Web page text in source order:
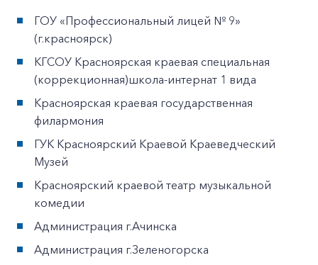
+7-800-700-24-57
ГОУ «Профессиональный лицей № 9»
(г.красноярск)
КГСОУ Красноярская краевая специальная
(коррекционная)школа-интернат 1 вида
Красноярская краевая государственная
филармония
ГУК Красноярский Краевой Краеведческий
Музей
Красноярский краевой театр музыкальной
комедии
Администрация г.Ачинска
Администрация г.Зеленогорска